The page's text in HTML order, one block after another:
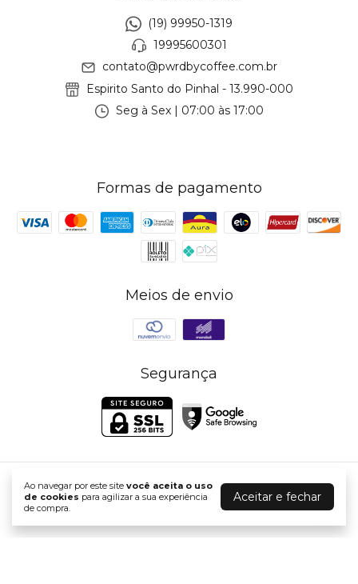
Ao navegar por este site você aceita o uso
de cookies para agilizar a sua experiência
de compra.
Aceitar e fechar
(19) 99950-1319
19995600301
contato@pwrdbycoffee.com.br
Espirito Santo do Pinhal - 13.990-000
Seg à Sex | 07:00 às 17:00
Formas de pagamento
Meios de envio
Segurança
PWRD By Coffee B2C
©2026. Powered By Coffee - 10925194000190. Todos os direitos